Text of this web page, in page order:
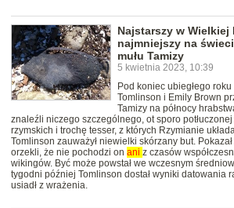
Najstarszy w Wielkiej
najmniejszy na
mułu Tamizy
5 kwietnia 2023, 10:39
Pod koniec ubiegłego
Tomlinson i Emily Brown
Tamizy na północy
znaleźli niczego szczególnego, ot sporo
rzymskich i trochę tesser, z których Rzymianie
Tomlinson zauważył niewielki skórzany but.
orzekli, że nie pochodzi on ani z czasów
wikingów. Być może powstał we wczesnym
tygodni później Tomlinson dostał wyniki datowania
usiadł z wrażenia.